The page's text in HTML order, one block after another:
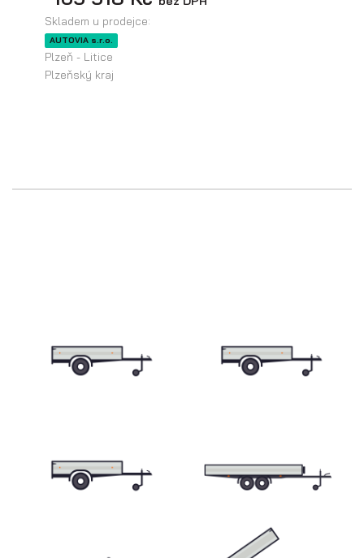
Skladem u prodejce:
AUTOVIA s.r.o.
Plzeň - Litice
Plzeňský kraj